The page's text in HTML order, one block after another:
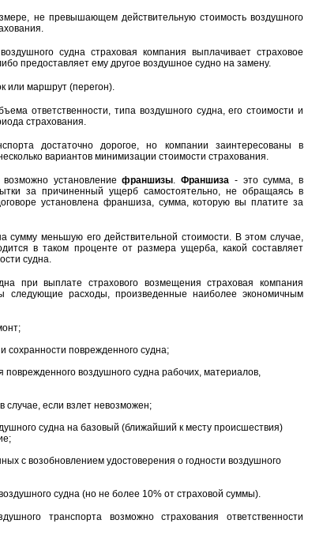
не превышающем действительную стоимость воздушного
судна страховая компания выплачивает страховое
предоставляет ему другое воздушное судно на замену.
или маршрут (перегон).
ответственности, типа воздушного судна, его стоимости и
страхования.
достаточно дорогое, но компании заинтересованы в
вариантов минимизации стоимости страхования.
возможно установлениефраншизы. Франшиза - это сумма, в
за причиненный ущерб самостоятельно, не обращаясь в
установлена франшиза, сумма, которую вы платите за
сумму меньшую его действительной стоимости. В этом случае,
в таком проценте от размера ущерба, какой составляет
судна.
при выплате страхового возмещения страховая компания
следующие расходы, произведенные наиболее экономичным
сохранности поврежденного судна;
поврежденного воздушного судна рабочих, материалов,
случае, если взлет невозможен;
судна на базовый (ближайший к месту происшествия)
с возобновлением удостоверения о годности воздушного
судна (но не более 10% от страховой суммы).
транспорта возможно страхования ответственности